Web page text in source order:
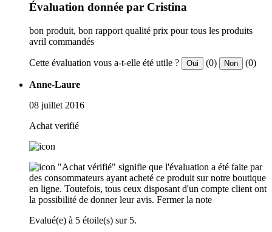
Évaluation donnée par Cristina
bon produit, bon rapport qualité prix pour tous les produits
avril commandés
Cette évaluation vous a-t-elle été utile ? Oui (0) Non (0)
Anne-Laure
08 juillet 2016
Achat verifié
"Achat vérifié" signifie que l'évaluation a été faite par
des consommateurs ayant acheté ce produit sur notre boutique
en ligne. Toutefois, tous ceux disposant d'un compte client ont
la possibilité de donner leur avis. Fermer la note
Evalué(e) à 5 étoile(s) sur 5.